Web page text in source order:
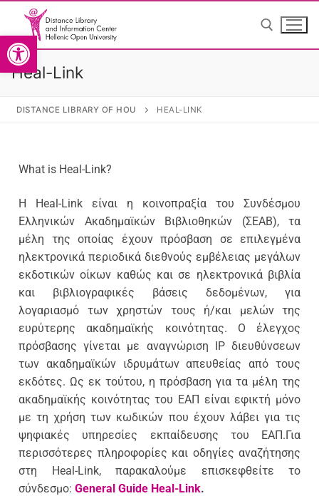
Ανοίξτε τη γραμμή
Home
The Library
Library Committee
Personnel
Regulation
Colaborations
Services
Borrowing
Books
Dissertations
Placing a hold
Interlibrary loan service
Articles
Books
Disabled people
E-services
Online Public Access Catalogue
European Documentation Centre (EDC)
Online Sources
Databases
eBooks
e-Journals
Subject Gateways
User Training
Open Access
Announcements
Heal-Link
DISTANCE LIBRARY OF HOU HEAL-LINK
What is Heal-Link?
Η Heal-Link είναι η κοινοπραξία του Συνδέσμου
Ελληνικών Ακαδημαϊκών Βιβλιοθηκών (ΣΕΑΒ), τα
μέλη της οποίας έχουν πρόσβαση σε επιλεγμένα
ηλεκτρονικά περιοδικά διεθνούς εμβέλειας μεγάλων
εκδοτικών οίκων καθώς και σε ηλεκτρονικά βιβλία
και βιβλιογραφικές βάσεις δεδομένων, για
λογαριασμό των χρηστών τους ή/και μελών της
ευρύτερης ακαδημαϊκής κοινότητας. Ο έλεγχος
πρόσβασης γίνεται με αναγνώριση ΙΡ διευθύνσεων
των ακαδημαϊκών ιδρυμάτων απευθείας από τους
εκδότες. Ως εκ τούτου, η πρόσβαση για τα μέλη της
ακαδημαϊκής κοινότητας του ΕΑΠ είναι εφικτή μόνο
με τη χρήση των κωδικών που έχουν λάβει για τις
ψηφιακές υπηρεσίες εκπαίδευσης του ΕΑΠ.Για
περισσότερες πληροφορίες και οδηγίες αναζήτησης
στη Heal-Link, παρακαλούμε επισκεφθείτε το
σύνδεσμο: General Guide Heal-Link.